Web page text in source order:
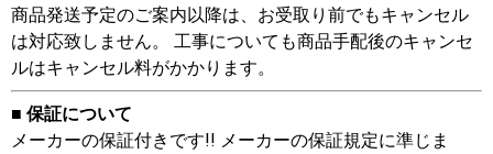
商品発送予定のご案内以降は、お受取り前でもキャンセル
は対応致しません。 工事についても商品手配後のキャンセ
ルはキャンセル料がかかります。
■ 保証について
メーカーの保証付きです!! メーカーの保証規定に準じま